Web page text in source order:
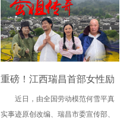
重磅！江西瑞昌首部女性励
志竖屏短剧《蛋姐传奇》定
近日，由全国劳动模范何雪平真
实事迹原创改编、瑞昌市委宣传部、